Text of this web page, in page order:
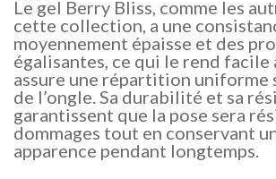
Le gel Berry Bliss, comme les
cette collection, a une
moyennement épaisse et des
égalisantes, ce qui le rend facile
assure une répartition uniforme
de l’ongle. Sa durabilité et sa
garantissent que la pose sera
dommages tout en conservant
apparence pendant longtemps.